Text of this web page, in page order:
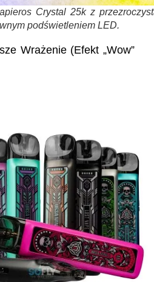
Crystal 25k z
podświetleniem LED.
Wrażenie (Efekt „Wow”